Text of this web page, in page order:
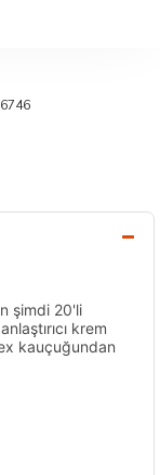
şimdi 20'li
krem
kauçuğundan